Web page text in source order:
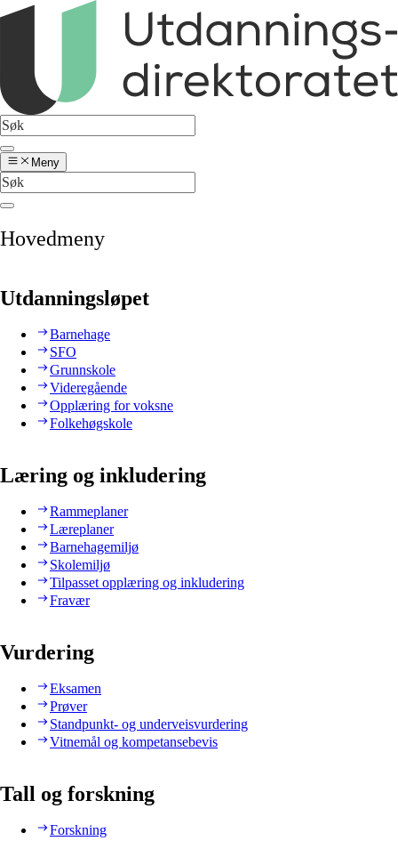
Meny
Hovedmeny
Utdanningsløpet
Barnehage
SFO
Grunnskole
Videregående
Opplæring for voksne
Folkehøgskole
Læring og inkludering
Rammeplaner
Læreplaner
Barnehagemiljø
Skolemiljø
Tilpasset opplæring og inkludering
Fravær
Vurdering
Eksamen
Prøver
Standpunkt- og underveisvurdering
Vitnemål og kompetansebevis
Tall og forskning
Forskning